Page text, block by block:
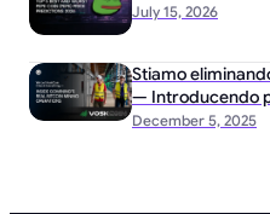
July 15, 2026
December 5, 2025
Stiamo
— Introducendo